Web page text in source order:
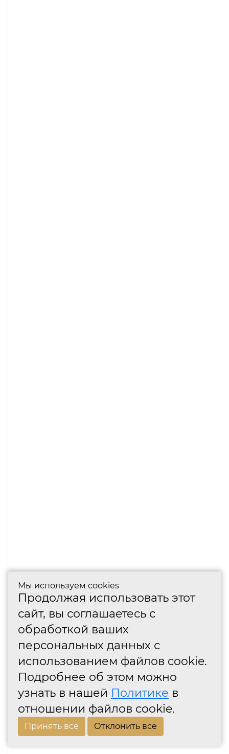
Мы используем cookies
Продолжая использовать этот
сайт, вы соглашаетесь с
обработкой ваших
персональных данных с
использованием файлов cookie.
Подробнее об этом можно
узнать в нашей Политике в
отношении файлов cookie.
Принять все Отклонить все